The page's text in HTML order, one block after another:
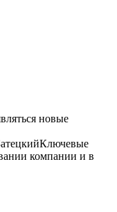
новые
Ключевые
компании и в